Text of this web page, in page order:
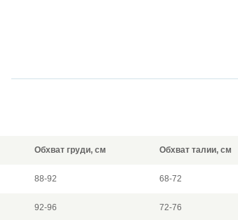
Обхват груди, см Обхват талии, см
88-92 68-72
92-96 72-76